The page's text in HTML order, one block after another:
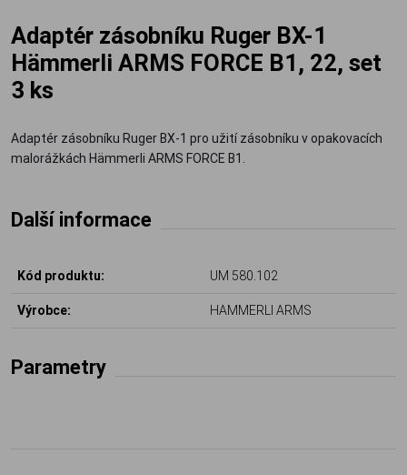
Adaptér zásobníku Ruger BX-1
Hämmerli ARMS FORCE B1, 22, set
3 ks
Adaptér zásobníku Ruger BX-1 pro užití zásobníku v opakovacích
malorážkách Hämmerli ARMS FORCE B1.
Další informace
Kód produktu: UM 580.102
Výrobce: HAMMERLI ARMS
Parametry